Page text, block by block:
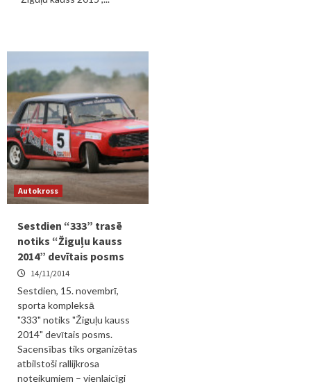
Autokross
Sestdien “333” trasē
notiks “Žiguļu kauss
2014” devītais posms
14/11/2014
Sestdien, 15. novembrī,
sporta kompleksā
"333" notiks "Žiguļu kauss
2014" devītais posms.
Sacensības tiks organizētas
atbilstoši rallijkrosa
noteikumiem – vienlaicīgi